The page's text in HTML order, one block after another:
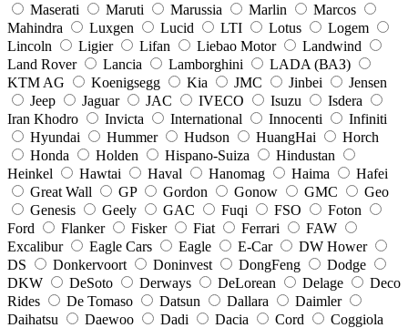
Maserati
Maruti Marussia Marlin
Marcos
Mahindra
Luxgen Lucid LTI Lotus
Logem
Lincoln
Ligier Lifan Liebao Motor
Landwind
Land Rover
Lancia Lamborghini
LADA (ВАЗ)
KTM AG
Koenigsegg Kia JMC Jinbei
Jensen
Jeep
Jaguar JAC IVECO Isuzu
Isdera
Iran Khodro
Invicta International Innocenti
Infiniti
Hyundai
Hummer Hudson HuangHai
Horch
Honda
Holden Hispano-Suiza
Hindustan
Heinkel
Hawtai Haval Hanomag Haima
Hafei
Great Wall
GP Gordon Gonow GMC
Geo
Genesis
Geely GAC Fuqi FSO
Foton
Ford
Flanker Fisker Fiat Ferrari
FAW
Excalibur
Eagle Cars Eagle E-Car
DW Hower
DS
Donkervoort Doninvest DongFeng
Dodge
DKW
DeSoto Derways DeLorean Delage
Deco
Rides
De Tomaso Datsun Dallara
Daimler
Daihatsu
Daewoo Dadi Dacia Cord
Coggiola